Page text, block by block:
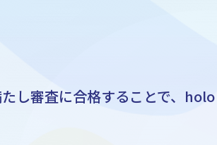
し審査に合格することで、